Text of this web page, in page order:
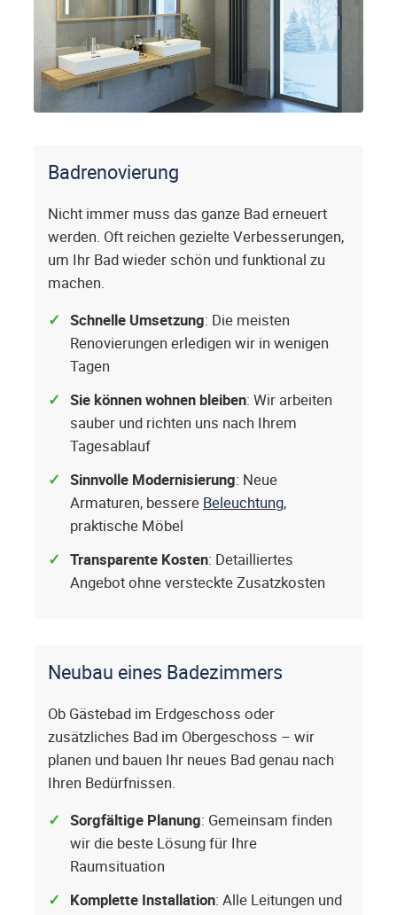
Badrenovierung
Nicht immer muss das ganze Bad erneuert
werden. Oft reichen gezielte Verbesserungen,
um Ihr Bad wieder schön und funktional zu
machen.
Schnelle Umsetzung: Die meisten
Renovierungen erledigen wir in wenigen
Tagen
Sie können wohnen bleiben: Wir arbeiten
sauber und richten uns nach Ihrem
Tagesablauf
Sinnvolle Modernisierung: Neue
Armaturen, bessere Beleuchtung,
praktische Möbel
Transparente Kosten: Detailliertes
Angebot ohne versteckte Zusatzkosten
Neubau eines Badezimmers
Ob Gästebad im Erdgeschoss oder
zusätzliches Bad im Obergeschoss – wir
planen und bauen Ihr neues Bad genau nach
Ihren Bedürfnissen.
Sorgfältige Planung: Gemeinsam finden
wir die beste Lösung für Ihre
Raumsituation
Komplette Installation: Alle Leitungen und